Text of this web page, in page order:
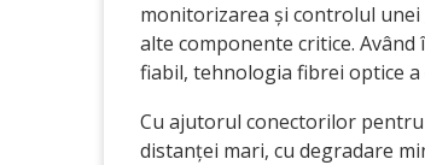
monitorizarea și controlul unei
alte componente critice.
fiabil, tehnologia fibrei optice
Cu ajutorul conectorilor
distanței mari, cu degradare